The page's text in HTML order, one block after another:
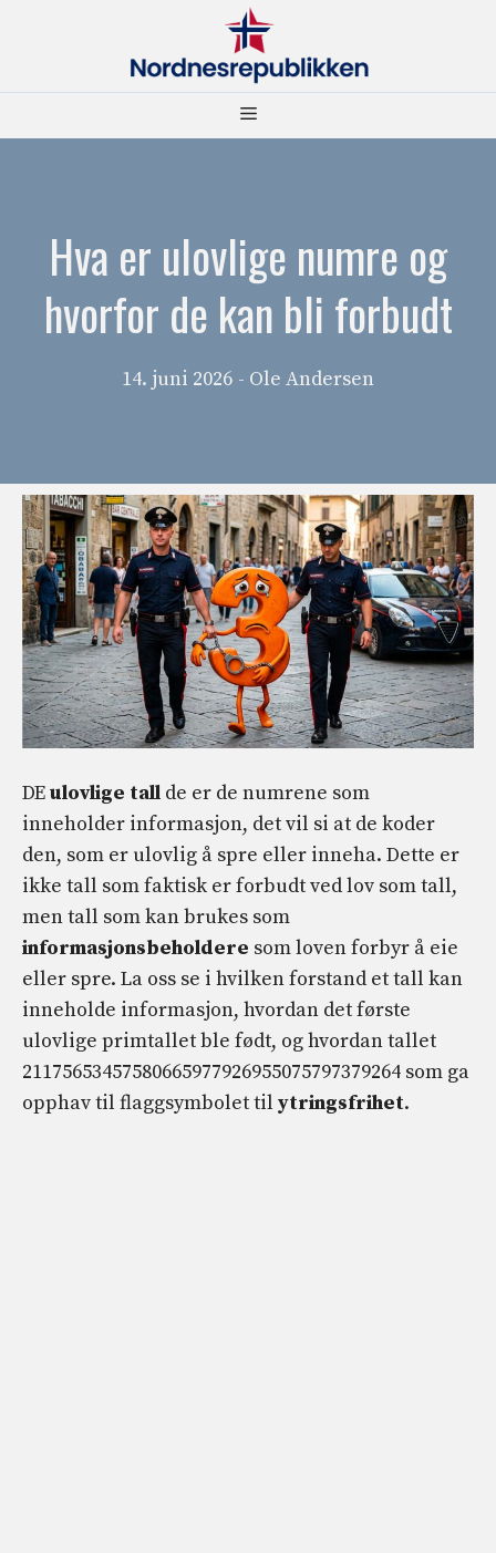
Meny
Hva er ulovlige numre og
hvorfor de kan bli forbudt
14. juni 2026 - Ole Andersen
DEulovlige tall de er de numrene som
inneholder informasjon, det vil si at de koder
den, som er ulovlig å spre eller inneha. Dette er
ikke tall som faktisk er forbudt ved lov som tall,
men tall som kan brukes som
informasjonsbeholdere som loven forbyr å eie
eller spre. La oss se i hvilken forstand et tall kan
inneholde informasjon, hvordan det første
ulovlige primtallet ble født, og hvordan tallet
21175653457580665977926955075797379264 som ga
opphav til flaggsymbolet til ytringsfrihet.